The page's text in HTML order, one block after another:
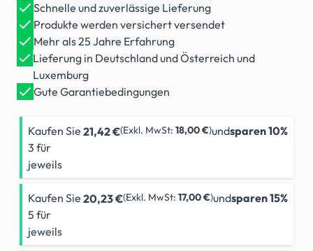
Schnelle und zuverlässige Lieferung
Produkte werden versichert versendet
Mehr als 25 Jahre Erfahrung
Lieferung in Deutschland und Österreich und
Luxemburg
Gute Garantiebedingungen
Kaufen Sie
3 für
jeweils
21,42 € 18,00 € undsparen10%
Kaufen Sie
5 für
jeweils
20,23 € 17,00 € undsparen15%